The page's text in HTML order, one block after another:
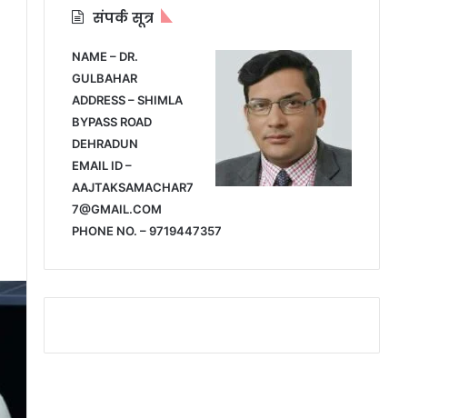
संपर्क सूत्र
NAME – DR.
GULBAHAR
ADDRESS – SHIMLA
BYPASS ROAD
DEHRADUN
EMAIL ID –
AAJTAKSAMACHAR7
7@GMAIL.COM
PHONE NO. – 9719447357